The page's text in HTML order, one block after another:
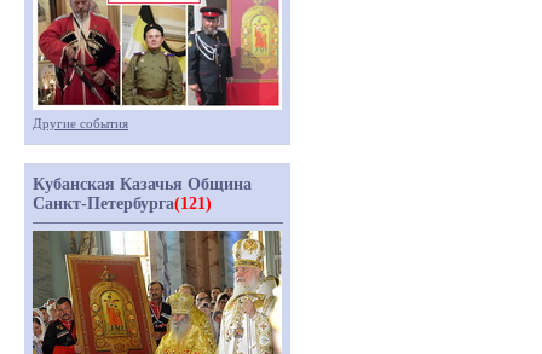
Другие события
Кубанская Казачья Община
Санкт-Петербурга(121)